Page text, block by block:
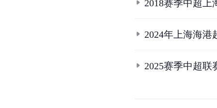
2018赛季中超
2024年上海海港
2025赛季中超联